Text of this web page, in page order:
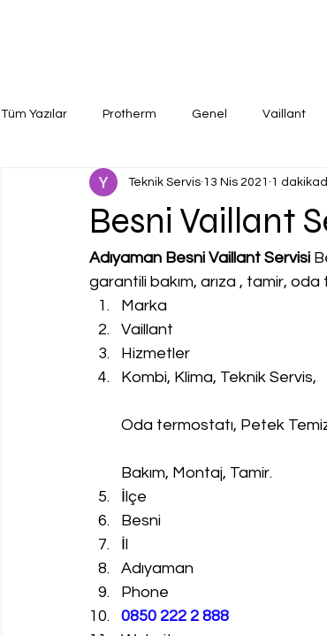
Tüm Yazılar Protherm Genel Vaillant
Besni Vaillant
Teknik Servis 13 Nis 2021 1
Adıyaman Besni Vaillant Servisi
garantili bakım, arıza , tamir,
Marka
Vaillant
Hizmetler
Kombi, Klima, Teknik Servis,
Oda termostatı, Petek
Bakım, Montaj, Tamir.
İlçe
Besni
İl
Adıyaman
Phone
0850 222 2 888